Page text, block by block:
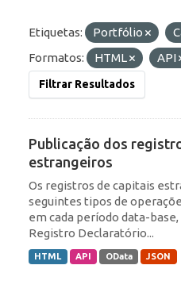
Etiquetas: Portfólio
Formatos:
HTML API
Filtrar Resultados
Publicação dos
estrangeiros
Os registros de capitais
seguintes tipos de
em cada período data-
Registro Declaratório...
HTML API OData JSON